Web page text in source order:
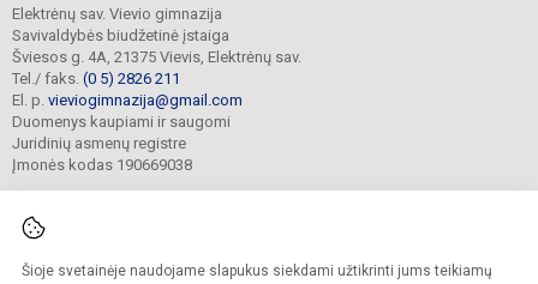
Šioje svetainėje naudojame slapukus siekdami užtikrinti jums teikiamų
Elektrėnų sav. Vievio gimnazija
Savivaldybės biudžetinė įstaiga
Šviesos g. 4A, 21375 Vievis, Elektrėnų sav.
Tel./ faks. (0 5) 2826 211
El. p. vieviogimnazija@gmail.com
Duomenys kaupiami ir saugomi
Juridinių asmenų registre
Įmonės kodas 190669038
© 2022. Elektrėnų sav. Vievio gimnazija. Visos teisės saugomos.